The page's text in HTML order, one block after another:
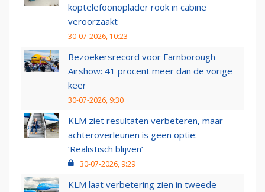
koptelefoonoplader rook in cabine
veroorzaakt
30-07-2026, 10:23
Bezoekersrecord voor Farnborough
Airshow: 41 procent meer dan de vorige
keer
30-07-2026, 9:30
KLM ziet resultaten verbeteren, maar
achteroverleunen is geen optie:
‘Realistisch blijven’
30-07-2026, 9:29
KLM laat verbetering zien in tweede